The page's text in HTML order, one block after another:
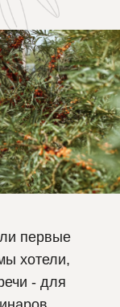
первые
хотели,
- для